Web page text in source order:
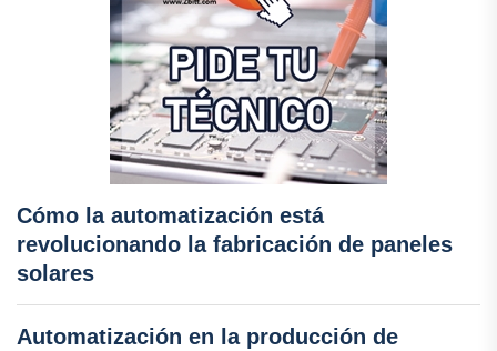
Cómo la automatización está
revolucionando la fabricación de paneles
solares
Automatización en la producción de